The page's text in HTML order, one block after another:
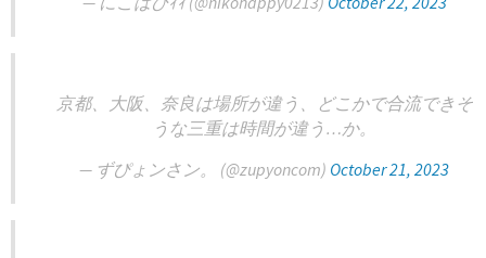
京都、大阪、奈良は場所が違う、どこかで合流できそ
うな三重は時間が違う…か。
— ずぴょンさン。 (@zupyoncom) October 21, 2023